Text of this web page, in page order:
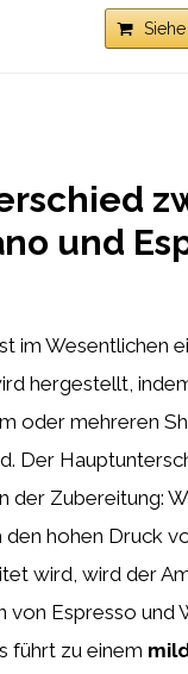
und
im Wesentlichen
hergestellt,
oder mehreren
Der
der Zubereitung:
den hohen Druck
wird, wird der
von Espresso und
führt zu einem